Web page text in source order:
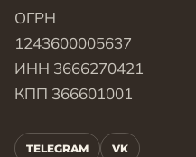
ОГРН
1243600005637
ИНН 3666270421
КПП 366601001
TELEGRAM VK